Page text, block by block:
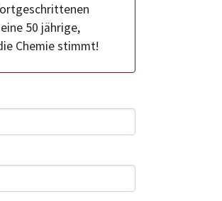
50 jährige,
Chemie stimmt!